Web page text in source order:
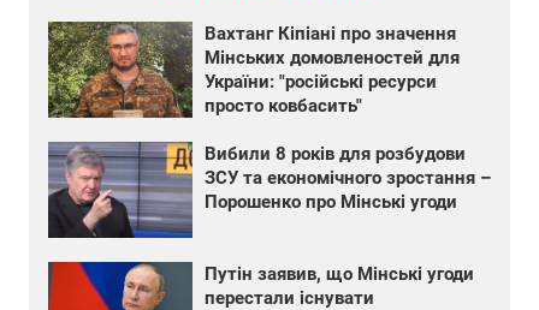
Вахтанг Кіпіані про значення
Мінських домовленостей для
України: "російські ресурси
просто ковбасить"
Вибили 8 років для розбудови
ЗСУ та економічного зростання –
Порошенко про Мінські угоди
Путін заявив, що Мінські угоди
перестали існувати